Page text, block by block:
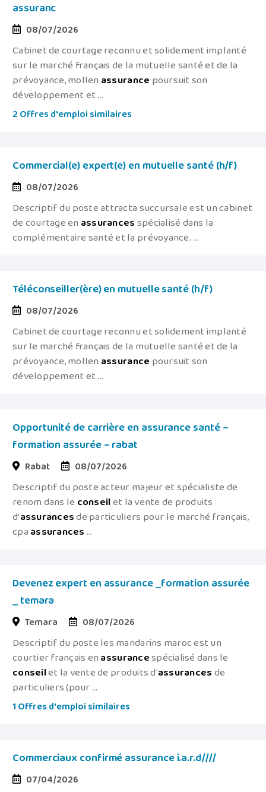
assuranc
08/07/2026
Cabinet de courtage reconnu et solidement implanté
sur le marché français de la mutuelle santé et de la
prévoyance, mollenassurance poursuit son
développement et ...
2 Offres d'emploi similaires
Commercial(e) expert(e) en mutuelle santé (h/f)
08/07/2026
Descriptif du poste attracta succursale est un cabinet
de courtage enassurancesspécialisé dans la
complémentaire santé et la prévoyance. ...
Téléconseiller(ère) en mutuelle santé (h/f)
08/07/2026
Cabinet de courtage reconnu et solidement implanté
sur le marché français de la mutuelle santé et de la
prévoyance, mollenassurance poursuit son
développement et ...
Opportunité de carrière en assurance santé –
formation assurée – rabat
Rabat 08/07/2026
Descriptif du poste acteur majeur et spécialiste de
renom dans le conseilet la vente de produits
d'assurancesde particuliers pour le marché français,
cpaassurances ...
Devenez expert en assurance _formation assurée
_ temara
Temara 08/07/2026
Descriptif du poste les mandarins maroc est un
courtier français enassurancespécialisé dans le
conseilet la vente de produits d'assurancesde
particuliers (pour ...
1 Offres d'emploi similaires
Commerciaux confirmé assurance i.a.r.d////
07/04/2026